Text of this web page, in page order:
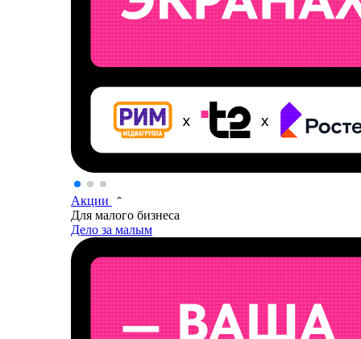
Акции
Для малого бизнеса
Дело за малым